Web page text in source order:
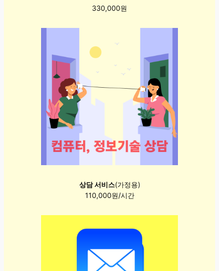
330,000원
상담 서비스(가정용)
110,000원/시간